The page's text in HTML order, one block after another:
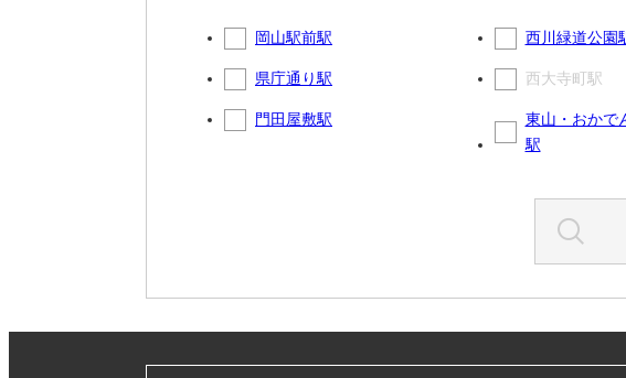
岡山駅前駅 西川緑道公園
県庁通り駅 西大寺町駅
門田屋敷駅
東山・おかで
駅